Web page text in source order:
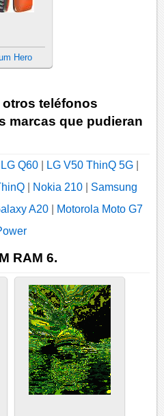
Hero
teléfonos
marcas que pudieran
LG Q60 LG V50 ThinQ 5G
Nokia 210
Samsung
A20
Motorola Moto G7
RAM 6.